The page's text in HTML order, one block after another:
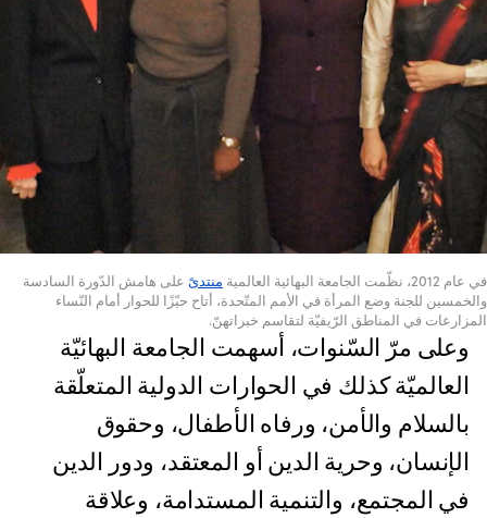
في عام 2012، نظّمت الجامعة البهائية العالمية منتدىً على هامش الدّورة السادسة
والخمسين للجنة وضع المرأة في الأمم المتّحدة، أتاح حيّزًا للحوار أمام النّساء
المزارعات في المناطق الرّيفيّة لتقاسم خبراتهنّ.
وعلى مرّ السّنوات، أسهمت الجامعة البهائيّة
العالميّة كذلك في الحوارات الدولية المتعلّقة
بالسلام والأمن، ورفاه الأطفال، وحقوق
الإنسان، وحرية الدين أو المعتقد، ودور الدين
في المجتمع، والتنمية المستدامة، وعلاقة